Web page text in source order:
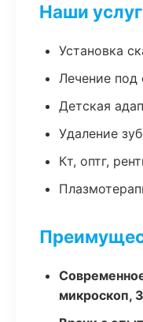
Наши
Установка
Лечение под
Детская
Удаление
Кт, оптг,
микроскоп,